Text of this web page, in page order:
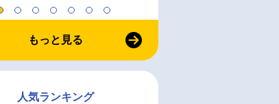
もっと見る
人気ランキング